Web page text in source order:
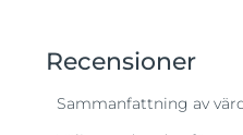
genomsnittligt
betyg.